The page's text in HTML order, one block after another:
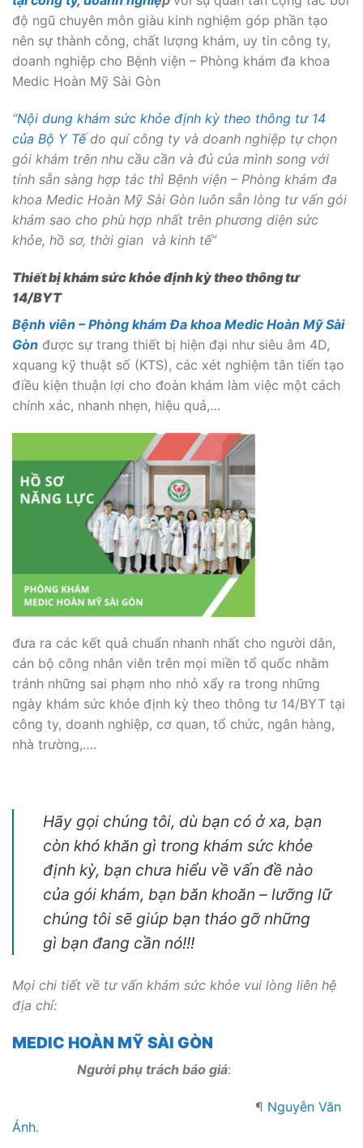
độ ngũ chuyên môn giàu kinh nghiệm góp phần tạo
nên sự thành công, chất lượng khám, uy tin công ty,
doanh nghiệp cho Bệnh viện – Phòng khám đa khoa
Medic Hoàn Mỹ Sài Gòn
“Nội dung khám sức khỏe định kỳ theo thông tư 14
của Bộ Y Tếdo quí công ty và doanh nghiệp tự chọn
gói khám trên nhu cầu cần và đủ của mình song với
tính sẵn sàng hợp tác thì Bệnh viện – Phòng khám đa
khoa Medic Hoàn Mỹ Sài Gòn luôn sẵn lòng tư vấn gói
khám sao cho phù hợp nhất trên phương diện sức
khỏe, hồ sơ, thời gian và kinh tế”
Thiết bị khám sức khỏe định kỳ theo thông tư
14/BYT
Bệnh viên – Phòng khám Đa khoa Medic Hoàn Mỹ Sài
Gòn được sự trang thiết bị hiện đại như siêu âm 4D,
xquang kỹ thuật số (KTS), các xét nghiệm tân tiến tạo
điều kiện thuận lợi cho đoàn khám làm việc một cách
chính xác, nhanh nhẹn, hiệu quả,…
đưa ra các kết quả chuẩn nhanh nhất cho người dân,
cán bộ công nhân viên trên mọi miền tổ quốc nhằm
tránh những sai phạm nho nhỏ xẩy ra trong những
ngày khám sức khỏe định kỳ theo thông tư 14/BYT tại
công ty, doanh nghiệp, cơ quan, tổ chức, ngân hàng,
nhà trường,….
Hãy gọi chúng tôi, dù bạn có ở xa, bạn
còn khó khăn gì trong khám sức khỏe
định kỳ, bạn chưa hiểu về vấn đề nào
của gói khám, bạn băn khoăn – lưỡng lữ
chúng tôi sẽ giúp bạn tháo gỡ những
gì bạn đang cần nó!!!
Mọi chi tiết về tư vấn khám sức khỏe vui lòng liên hệ
địa chỉ:
MEDIC HOÀN MỸ SÀI GÒN
Người phụ trách báo giá:
¶ Nguyễn Văn
Ánh.